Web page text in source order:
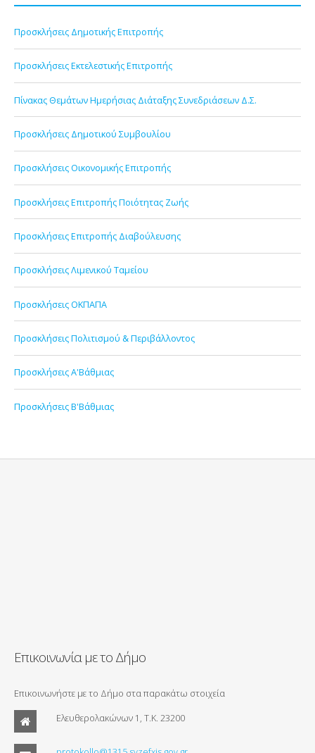
Προσκλήσεις Δημοτικής Επιτροπής
Προσκλήσεις Εκτελεστικής Επιτροπής
Πίνακας Θεμάτων Ημερήσιας Διάταξης Συνεδριάσεων Δ.Σ.
Προσκλήσεις Δημοτικού Συμβουλίου
Προσκλήσεις Οικονομικής Επιτροπής
Προσκλήσεις Επιτροπής Ποιότητας Ζωής
Προσκλήσεις Επιτροπής Διαβούλευσης
Προσκλήσεις Λιμενικού Ταμείου
Προσκλήσεις ΟΚΠΑΠΑ
Προσκλήσεις Πολιτισμού & Περιβάλλοντος
Προσκλήσεις Α'Βάθμιας
Προσκλήσεις Β'Βάθμιας
Επικοινωνία με το Δήμο
Επικοινωνήστε με το Δήμο στα παρακάτω στοιχεία
Ελευθερολακώνων 1, Τ.Κ. 23200